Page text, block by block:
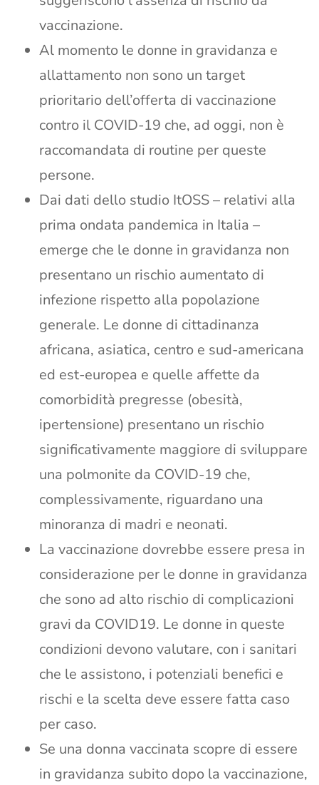
vaccinazione.
Al momento le donne in gravidanza e
allattamento non sono un target
prioritario dell’offerta di vaccinazione
contro il COVID-19 che, ad oggi, non è
raccomandata di routine per queste
persone.
Dai dati dello studio ItOSS – relativi alla
prima ondata pandemica in Italia –
emerge che le donne in gravidanza non
presentano un rischio aumentato di
infezione rispetto alla popolazione
generale. Le donne di cittadinanza
africana, asiatica, centro e sud-americana
ed est-europea e quelle affette da
comorbidità pregresse (obesità,
ipertensione) presentano un rischio
significativamente maggiore di sviluppare
una polmonite da COVID-19 che,
complessivamente, riguardano una
minoranza di madri e neonati.
La vaccinazione dovrebbe essere presa in
considerazione per le donne in gravidanza
che sono ad alto rischio di complicazioni
gravi da COVID19. Le donne in queste
condizioni devono valutare, con i sanitari
che le assistono, i potenziali benefici e
rischi e la scelta deve essere fatta caso
per caso.
Se una donna vaccinata scopre di essere
in gravidanza subito dopo la vaccinazione,